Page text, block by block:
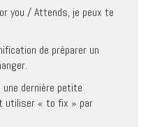
you / Attends, je peux te
de préparer un
une dernière petite
utiliser « to fix » par